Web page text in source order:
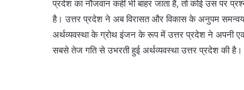
प्रदेश का नौजवान कहीं भी बाहर जाता है, तो कोई उस पर
है। उत्तर प्रदेश ने अब विरासत और विकास के अनुपम
अर्थव्यवस्था के ग्रोथ इंजन के रूप में उत्तर प्रदेश ने अपनी
सबसे तेज गति से उभरती हुई अर्थव्यवस्था उत्तर प्रदेश की है।